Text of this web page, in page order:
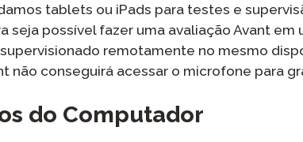
tablets ou iPads para testes e
seja possível fazer uma avaliação Avant em
remotamente no mesmo
não conseguirá acessar o microfone para
do Computador